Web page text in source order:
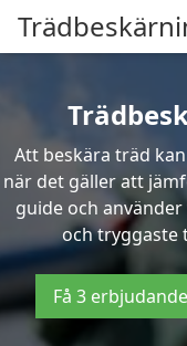
Att beskära träd
när det gäller att
guide och
och tryggaste
Få 3